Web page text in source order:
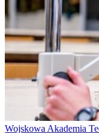
Wojskowa Akademia